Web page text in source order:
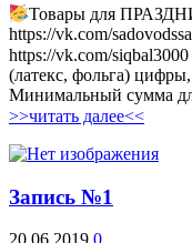
Товары для
https://vk.com/
https://vk.com/siqbal3000
(латекс, фольга)
Минимальный сумма
>>читать далее<<
Запись №1